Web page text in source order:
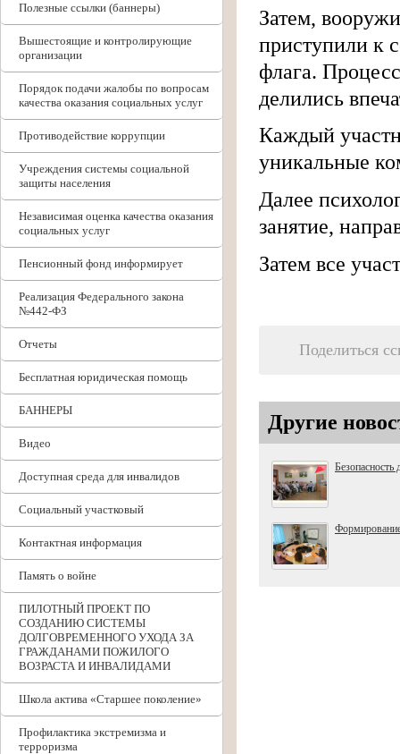
Полезные ссылки (баннеры)
Вышестоящие и контролирующие
организации
Порядок подачи жалобы по вопросам
качества оказания социальных услуг
Противодействие коррупции
Учреждения системы социальной
защиты населения
Независимая оценка качества оказания
социальных услуг
Пенсионный фонд информирует
Реализация Федерального закона
№442-ФЗ
Отчеты
Бесплатная юридическая помощь
БАННЕРЫ
Видео
Доступная среда для инвалидов
Социальный участковый
Контактная информация
Память о войне
ПИЛОТНЫЙ ПРОЕКТ ПО
СОЗДАНИЮ СИСТЕМЫ
ДОЛГОВРЕМЕННОГО УХОДА ЗА
ГРАЖДАНАМИ ПОЖИЛОГО
ВОЗРАСТА И ИНВАЛИДАМИ
Школа актива «Старшее поколение»
Профилактика экстремизма и
терроризма
Затем,
приступили к
флага.
делились
Каждый
уникальные
Далее
занятие,
Затем все
Поделиться
Другие
Безопасность